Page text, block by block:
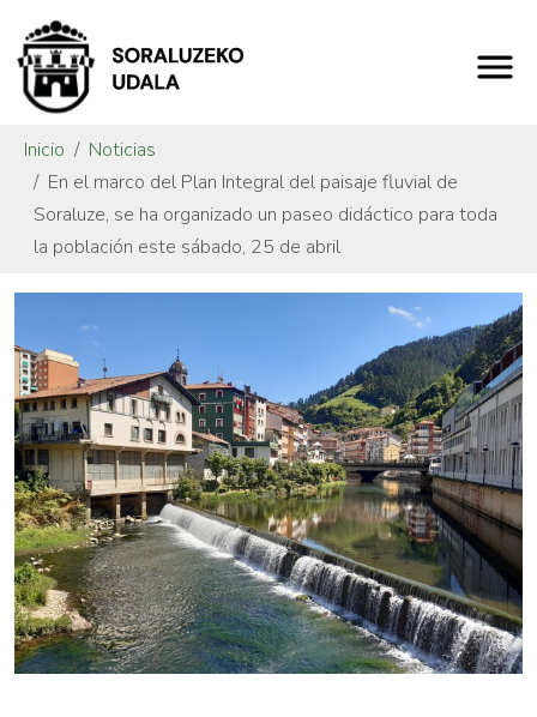
Inicio
Noticias
En el marco del Plan Integral del paisaje fluvial de
Soraluze, se ha organizado un paseo didáctico para toda
la población este sábado, 25 de abril